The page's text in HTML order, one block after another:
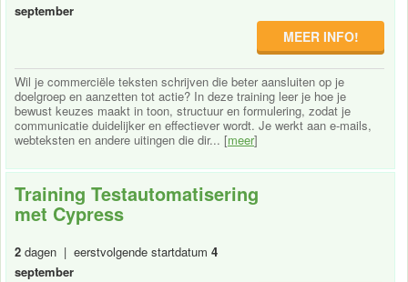
september
MEER INFO!
Wil je commerciële teksten schrijven die beter aansluiten op je
doelgroep en aanzetten tot actie? In deze training leer je hoe je
bewust keuzes maakt in toon, structuur en formulering, zodat je
communicatie duidelijker en effectiever wordt. Je werkt aan e-mails,
webteksten en andere uitingen die dir... [meer]
Training Testautomatisering
met Cypress
2 dagen | eerstvolgende startdatum 4
september